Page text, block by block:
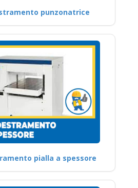
punzonatrice
pialla a spessore